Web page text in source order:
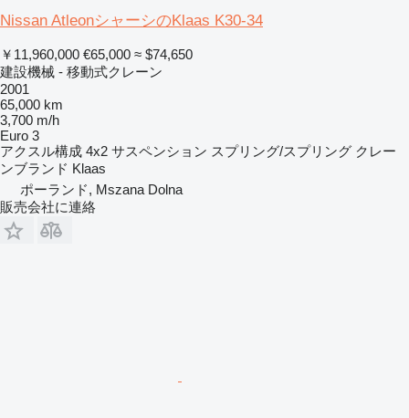
Nissan AtleonシャーシのKlaas K30-34
￥11,960,000 €65,000 ≈ $74,650
建設機械 - 移動式クレーン
2001
65,000 km
3,700 m/h
Euro 3
アクスル構成 4x2 サスペンション スプリング/スプリング クレー
ンブランド Klaas
ポーランド, Mszana Dolna
販売会社に連絡